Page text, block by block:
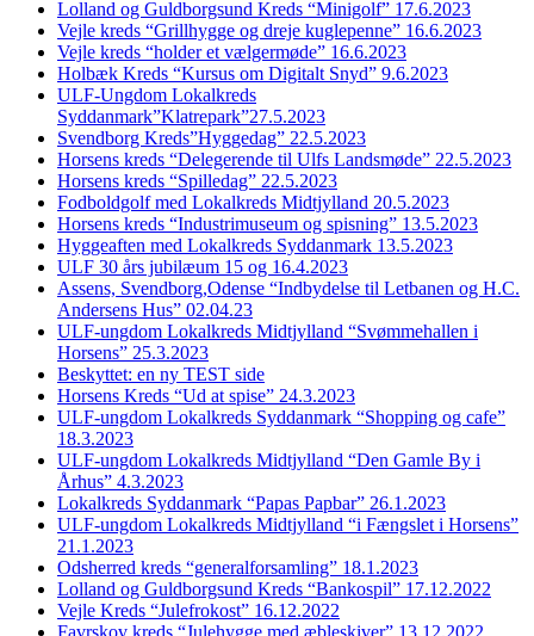
Lolland og Guldborgsund Kreds “Minigolf” 17.6.2023
Vejle kreds “Grillhygge og dreje kuglepenne” 16.6.2023
Vejle kreds “holder et vælgermøde” 16.6.2023
Holbæk Kreds “Kursus om Digitalt Snyd” 9.6.2023
ULF-Ungdom Lokalkreds
Syddanmark”Klatrepark”27.5.2023
Svendborg Kreds”Hyggedag” 22.5.2023
Horsens kreds “Delegerende til Ulfs Landsmøde” 22.5.2023
Horsens kreds “Spilledag” 22.5.2023
Fodboldgolf med Lokalkreds Midtjylland 20.5.2023
Horsens kreds “Industrimuseum og spisning” 13.5.2023
Hyggeaften med Lokalkreds Syddanmark 13.5.2023
ULF 30 års jubilæum 15 og 16.4.2023
Assens, Svendborg,Odense “Indbydelse til Letbanen og H.C.
Andersens Hus” 02.04.23
ULF-ungdom Lokalkreds Midtjylland “Svømmehallen i
Horsens” 25.3.2023
Beskyttet: en ny TEST side
Horsens Kreds “Ud at spise” 24.3.2023
ULF-ungdom Lokalkreds Syddanmark “Shopping og cafe”
18.3.2023
ULF-ungdom Lokalkreds Midtjylland “Den Gamle By i
Århus” 4.3.2023
Lokalkreds Syddanmark “Papas Papbar” 26.1.2023
ULF-ungdom Lokalkreds Midtjylland “i Fængslet i Horsens”
21.1.2023
Odsherred kreds “generalforsamling” 18.1.2023
Lolland og Guldborgsund Kreds “Bankospil” 17.12.2022
Vejle Kreds “Julefrokost” 16.12.2022
Favrskov kreds “Julehygge med æbleskiver” 13.12.2022